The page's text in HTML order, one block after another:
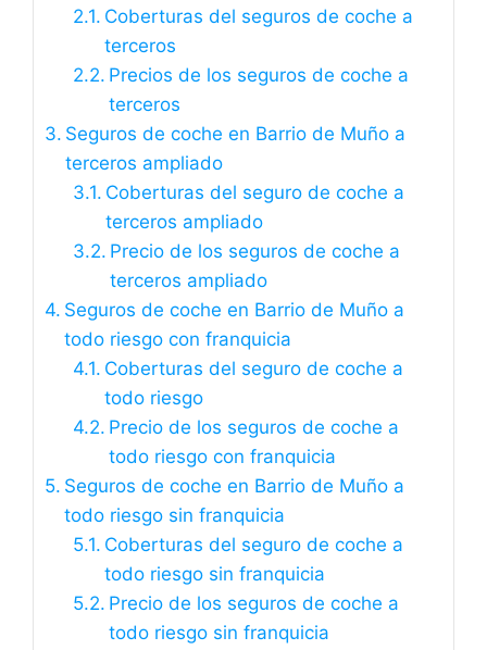
Coberturas del seguros de coche a
terceros
Precios de los seguros de coche a
terceros
Seguros de coche en Barrio de Muño a
terceros ampliado
Coberturas del seguro de coche a
terceros ampliado
Precio de los seguros de coche a
terceros ampliado
Seguros de coche en Barrio de Muño a
todo riesgo con franquicia
Coberturas del seguro de coche a
todo riesgo
Precio de los seguros de coche a
todo riesgo con franquicia
Seguros de coche en Barrio de Muño a
todo riesgo sin franquicia
Coberturas del seguro de coche a
todo riesgo sin franquicia
Precio de los seguros de coche a
todo riesgo sin franquicia